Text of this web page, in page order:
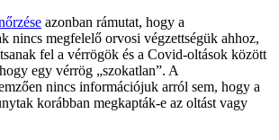
azonban rámutat, hogy a
nincs megfelelő orvosi végzettségük ahhoz,
fel a vérrögök és a Covid-oltások között
egy vérrög „szokatlan”. A
nincs információjuk arról sem, hogy a
korábban megkapták-e az oltást vagy